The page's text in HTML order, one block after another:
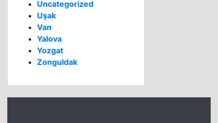
Uncategorized
Uşak
Van
Yalova
Yozgat
Zonguldak